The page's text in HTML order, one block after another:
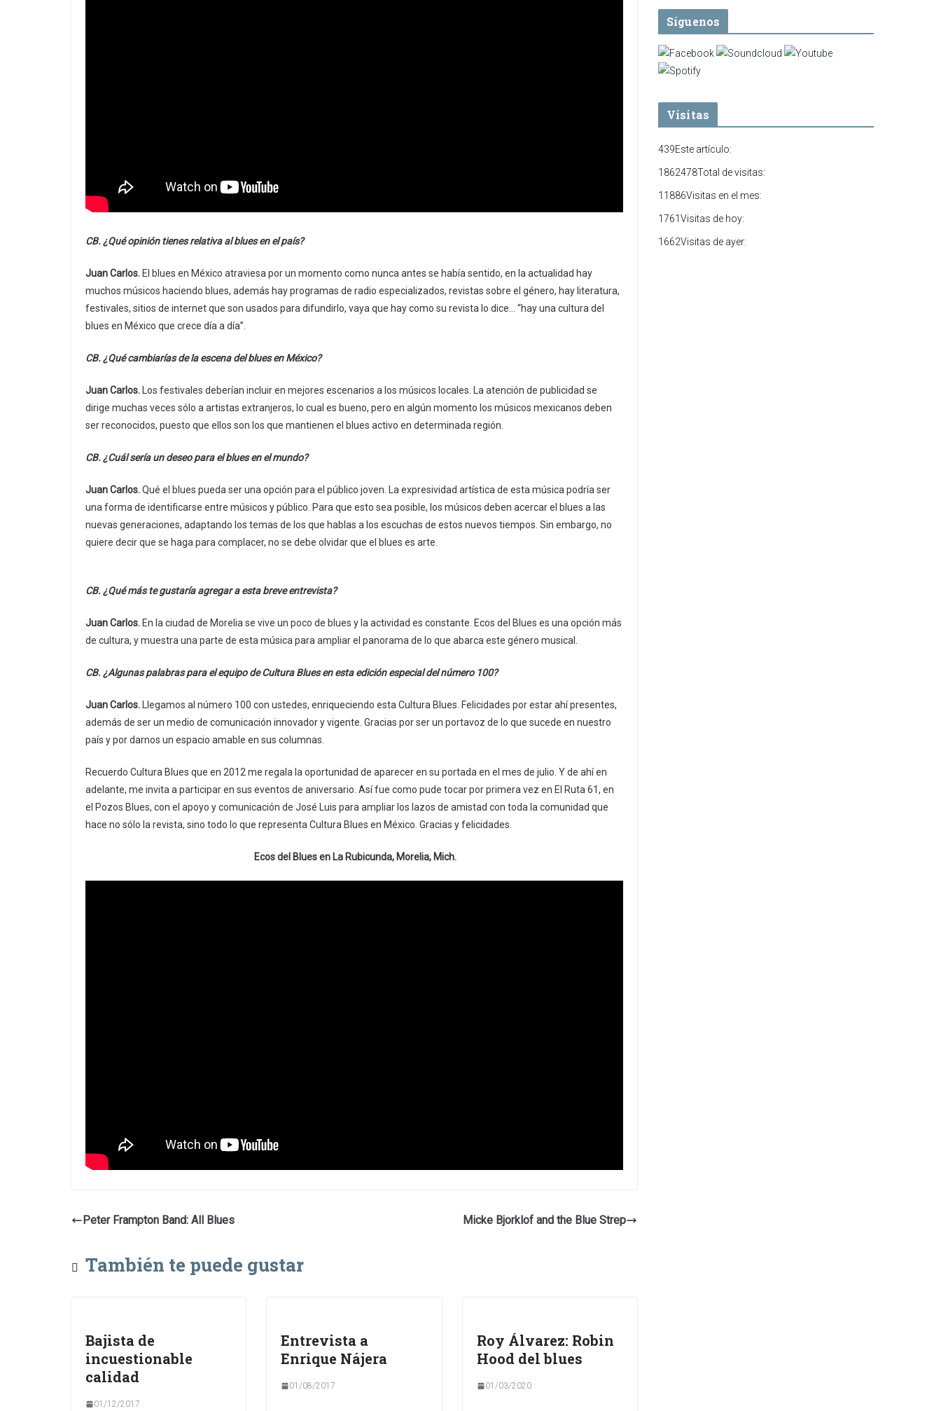
CB. ¿Qué opinión tienes relativa al blues en el país?
Juan Carlos. El blues en México atraviesa por un momento como nunca antes se había sentido, en la actualidad hay
muchos músicos haciendo blues, además hay programas de radio especializados, revistas sobre el género, hay literatura,
festivales, sitios de internet que son usados para difundirlo, vaya que hay como su revista lo dice… “hay una cultura del
blues en México que crece día a día”.
CB. ¿Qué cambiarías de la escena del blues en México?
Juan Carlos. Los festivales deberían incluir en mejores escenarios a los músicos locales. La atención de publicidad se
dirige muchas veces sólo a artistas extranjeros, lo cual es bueno, pero en algún momento los músicos mexicanos deben
ser reconocidos, puesto que ellos son los que mantienen el blues activo en determinada región.
CB. ¿Cuál sería un deseo para el blues en el mundo?
Juan Carlos.Qué el blues pueda ser una opción para el público joven. La expresividad artística de esta música podría ser
una forma de identificarse entre músicos y público. Para que esto sea posible, los músicos deben acercar el blues a las
nuevas generaciones, adaptando los temas de los que hablas a los escuchas de estos nuevos tiempos. Sin embargo, no
quiere decir que se haga para complacer, no se debe olvidar que el blues es arte.
CB. ¿Qué más te gustaría agregar a esta breve entrevista?
Juan Carlos. En la ciudad de Morelia se vive un poco de blues y la actividad es constante. Ecos del Blues es una opción más
de cultura, y muestra una parte de esta música para ampliar el panorama de lo que abarca este género musical.
CB. ¿Algunas palabras para el equipo de Cultura Blues en esta edición especial del número 100?
Juan Carlos. Llegamos al número 100 con ustedes, enriqueciendo esta Cultura Blues. Felicidades por estar ahí presentes,
además de ser un medio de comunicación innovador y vigente. Gracias por ser un portavoz de lo que sucede en nuestro
país y por darnos un espacio amable en sus columnas.
Recuerdo Cultura Blues que en 2012 me regala la oportunidad de aparecer en su portada en el mes de julio. Y de ahí en
adelante, me invita a participar en sus eventos de aniversario. Así fue como pude tocar por primera vez en El Ruta 61, en
el Pozos Blues, con el apoyo y comunicación de José Luis para ampliar los lazos de amistad con toda la comunidad que
hace no sólo la revista, sino todo lo que representa Cultura Blues en México. Gracias y felicidades.
Ecos del Blues en La Rubicunda, Morelia, Mich.
Peter Frampton Band: All Blues Micke Bjorklof and the Blue Strep
También te puede gustar
Bajista de
incuestionable
calidad
01/12/2017
Entrevista a
Enrique Nájera
01/08/2017
Roy Álvarez: Robin
Hood del blues
01/03/2020
Síguenos
Visitas
439Este artículo:
1862478Total de visitas:
11886Visitas en el mes:
1761 Visitas de hoy:
1662Visitas de ayer: